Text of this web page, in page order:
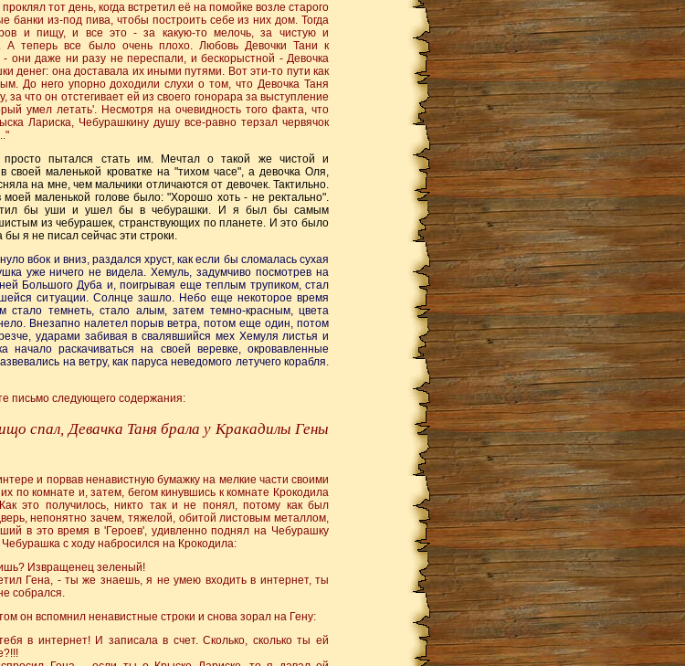
тот день, когда встретил её на помойке возле старого
банки из-под пива, чтобы построить себе из них дом. Тогда
и пищу, и все это - за какую-то мелочь, за чистую и
А теперь все было очень плохо. Любовь Девочки Тани к
они даже ни разу не переспали, и бескорыстной - Девочка
денег: она доставала их иными путями. Вот эти-то пути как
До него упорно доходили слухи о том, что Девочка Таня
за что он отстегивает ей из своего гонорара за выступление
умел летать'. Несмотря на очевидность того факта, что
Лариска, Чебурашкину душу все-равно терзал червячок
пытался стать им. Мечтал о такой же чистой и
своей маленькой кроватке на "тихом часе", а девочка Оля,
на мне, чем мальчики отличаются от девочек. Тактильно.
маленькой голове было: "Хорошо хоть - не ректально".
бы уши и ушел бы в чебурашки. И я был бы самым
из чебурашек, странствующих по планете. И это было
я не писал сейчас эти строки.
вбок и вниз, раздался хруст, как если бы сломалась сухая
уже ничего не видела. Хемуль, задумчиво посмотрев на
Большого Дуба и, поигрывая еще теплым трупиком, стал
ситуации. Солнце зашло. Небо еще некоторое время
стало темнеть, стало алым, затем темно-красным, цвета
Внезапно налетел порыв ветра, потом еще один, потом
ударами забивая в свалявшийся мех Хемуля листья и
начало раскачиваться на своей веревке, окровавленные
на ветру, как паруса неведомого летучего корабля.
письмо следующего содержания:
спал, Девачка Таня брала у Кракадилы Гены
и порвав ненавистную бумажку на мелкие части своими
по комнате и, затем, бегом кинувшись к комнате Крокодила
это получилось, никто так и не понял, потому как был
непонятно зачем, тяжелой, обитой листовым металлом,
в это время в 'Героев', удивленно поднял на Чебурашку
с ходу набросился на Крокодила:
Извращенец зеленый!
Гена, - ты же знаешь, я не умею входить в интернет, ты
собрался.
он вспомнил ненавистные строки и снова зорал на Гену:
в интернет! И записала в счет. Сколько, сколько ты ей